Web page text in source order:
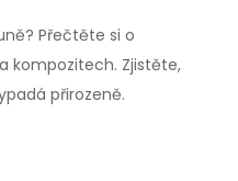
Přečtěte si o
kompozitech. Zjistěte,
přirozeně.